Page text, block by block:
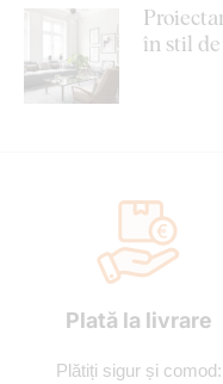
în stil
Plată la livrare
Plătiți sigur și comod: